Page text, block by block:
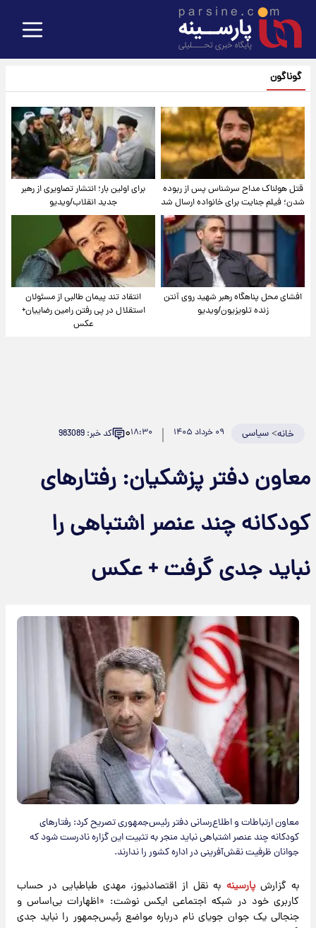
گوناگون
قتل هولناک مداح سرشناس پس از ربوده
شدن؛ فیلم جنایت برای خانواده ارسال شد
برای اولین بار؛ انتشار تصاویری از رهبر
جدید انقلاب/ویدیو
افشای محل پناهگاه‌ رهبر شهید روی آنتن
زنده تلویزیون/ویدیو
انتقاد تند پیمان طالبی از مسئولان
استقلال در پی رفتن رامین رضاییان+
عکس
خانه>سیاسی ۰۹ خرداد ۱۴۰۵ ۱۸:۳۰۰ کد خبر: 983089
معاون دفتر پزشکیان: رفتارهای
کودکانه چند عنصر اشتباهی را
نباید جدی گرفت + عکس
معاون ارتباطات و اطلاع‌رسانی دفتر رئیس‌جمهوری تصریح کرد: رفتارهای
کودکانه‌ چند عنصر اشتباهی نباید منجر به تثبیت این گزاره نادرست شود که
جوانان ظرفیت نقش‌آفرینی در اداره کشور را ندارند.
به گزارش پارسینه به نقل از اقتصادنیوز، مهدی طباطبایی در حساب
کاربری خود در شبکه اجتماعی ایکس نوشت: «اظهارات بی‌اساس و
جنجالی یک جوان جویای نام درباره مواضع ‎رئیس‌جمهور را نباید جدی